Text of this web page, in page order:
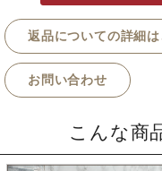
返品についての詳細
お問い合わせ
こんな商